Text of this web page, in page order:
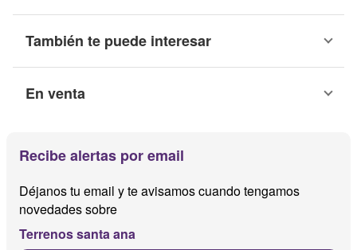
También te puede interesar
En venta
Recibe alertas por email
Déjanos tu email y te avisamos cuando tengamos
novedades sobre
Terrenos santa ana